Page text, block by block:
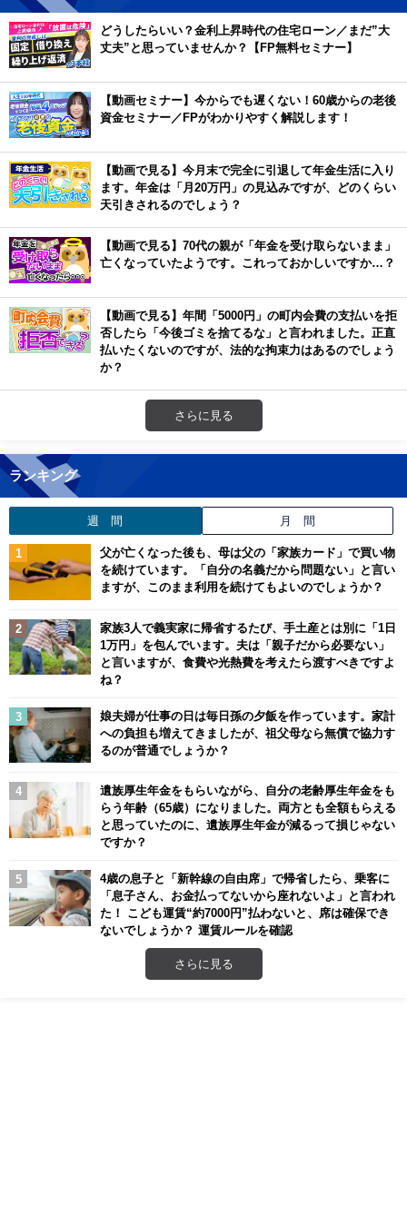
どうしたらいい？金利上昇時代の住宅ローン／まだ”大
丈夫”と思っていませんか？【FP無料セミナー】
【動画セミナー】今からでも遅くない！60歳からの老後
資金セミナー／FPがわかりやすく解説します！
【動画で見る】今月末で完全に引退して年金生活に入り
ます。年金は「月20万円」の見込みですが、どのくらい
天引きされるのでしょう？
【動画で見る】70代の親が「年金を受け取らないまま」
亡くなっていたようです。これっておかしいですか…？
【動画で見る】年間「5000円」の町内会費の支払いを拒
否したら「今後ゴミを捨てるな」と言われました。正直
払いたくないのですが、法的な拘束力はあるのでしょう
か？
さらに見る
ランキング
週 間 月 間
父が亡くなった後も、母は父の「家族カード」で買い物
を続けています。「自分の名義だから問題ない」と言い
ますが、このまま利用を続けてもよいのでしょうか？
家族3人で義実家に帰省するたび、手土産とは別に「1日
1万円」を包んでいます。夫は「親子だから必要ない」
と言いますが、食費や光熱費を考えたら渡すべきですよ
ね？
娘夫婦が仕事の日は毎日孫の夕飯を作っています。家計
への負担も増えてきましたが、祖父母なら無償で協力す
るのが普通でしょうか？
遺族厚生年金をもらいながら、自分の老齢厚生年金をも
らう年齢（65歳）になりました。両方とも全額もらえる
と思っていたのに、遺族厚生年金が減るって損じゃない
ですか？
4歳の息子と「新幹線の自由席」で帰省したら、乗客に
「息子さん、お金払ってないから座れないよ」と言われ
た！ こども運賃“約7000円”払わないと、席は確保でき
ないでしょうか？ 運賃ルールを確認
さらに見る